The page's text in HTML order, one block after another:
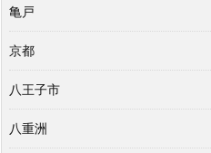
亀戸
京都
八王子市
八重洲